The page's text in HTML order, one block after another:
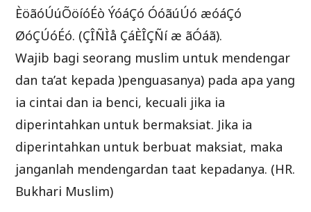
ÈöãóÚúÕöíóÉò ÝóáÇó ÓóãúÚó æóáÇó
ØóÇÚóÉó. (ÇÎÑÌå ÇáÈÎÇÑí æ ãÓáã).
Wajib bagi seorang muslim untuk mendengar
dan ta’at kepada )penguasanya) pada apa yang
ia cintai dan ia benci, kecuali jika ia
diperintahkan untuk bermaksiat. Jika ia
diperintahkan untuk berbuat maksiat, maka
janganlah mendengardan taat kepadanya. (HR.
Bukhari Muslim)